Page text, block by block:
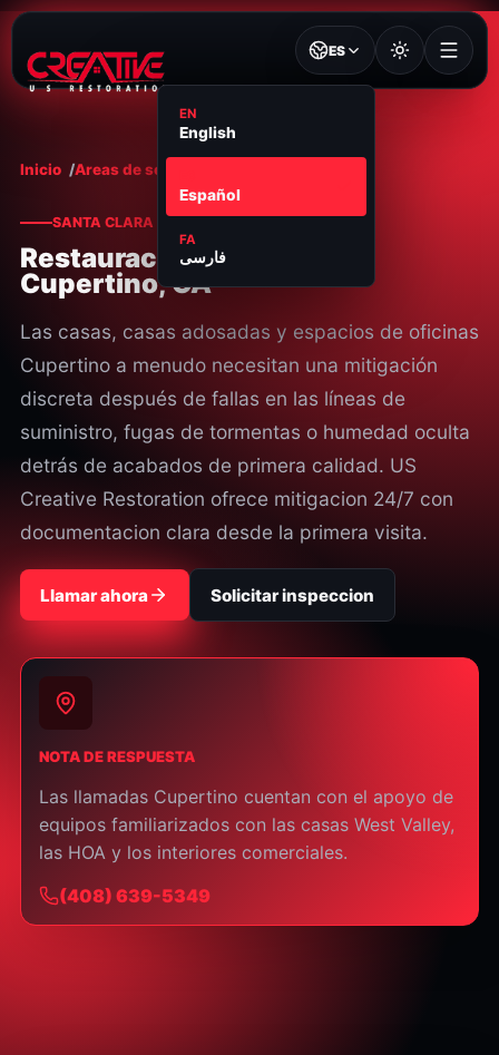
ES
EN
English
Español
FA
فارسی
Inicio Areas de servicio
SANTA CLARA COUNTY
Restauracion en
Cupertino, CA
Las casas, casas adosadas y espacios de oficinas
Cupertino a menudo necesitan una mitigación
discreta después de fallas en las líneas de
suministro, fugas de tormentas o humedad oculta
detrás de acabados de primera calidad. US
Creative Restoration ofrece mitigacion 24/7 con
documentacion clara desde la primera visita.
Llamar ahora Solicitar inspeccion
NOTA DE RESPUESTA
Las llamadas Cupertino cuentan con el apoyo de
equipos familiarizados con las casas West Valley,
las HOA y los interiores comerciales.
⁦(408) 639-5349⁩